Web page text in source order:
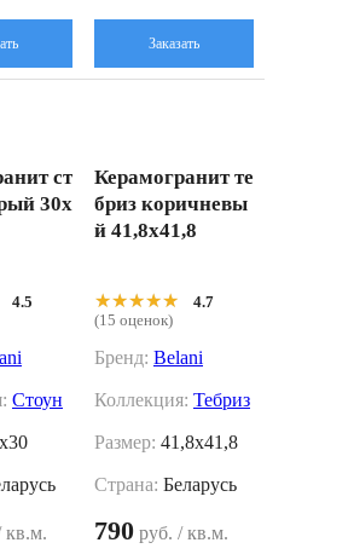
Заказать
ст
30x
4.5
Стоун
кв.м.
Керамогранит те
бриз коричневы
й 41,8x41,8
★★★★★
★★★★★
4.7
(15 оценок)
Бренд: Belani
Коллекция: Тебриз
Размер: 41,8x41,8
Страна: Беларусь
790 руб. / кв.м.